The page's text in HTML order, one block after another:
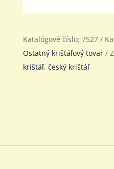
Katalógové číslo: 7527
Ostatný krištáľový tovar
krištáľ, český krištáľ